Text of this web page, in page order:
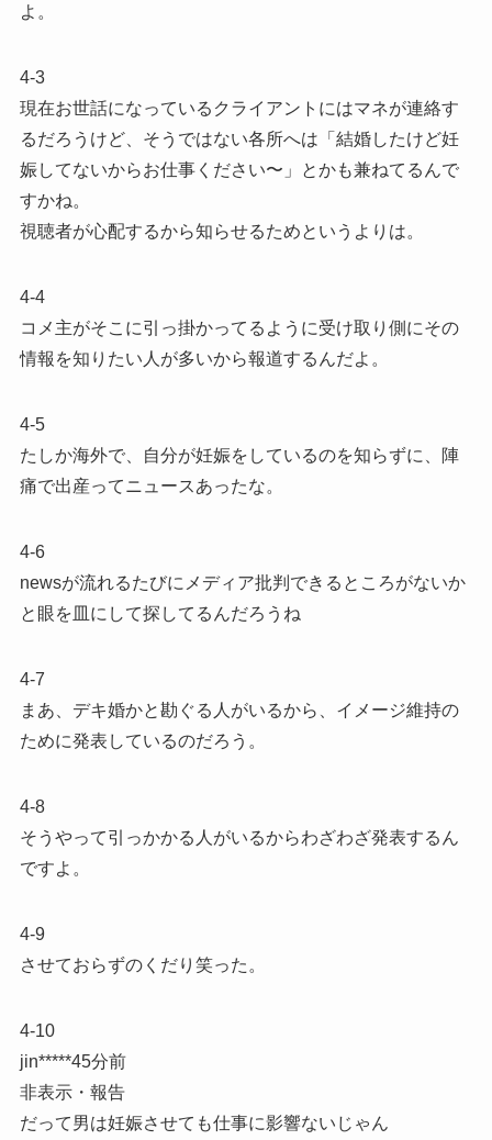
よ。
4-3
現在お世話になっているクライアントにはマネが連絡す
るだろうけど、そうではない各所へは「結婚したけど妊
娠してないからお仕事ください〜」とかも兼ねてるんで
すかね。
視聴者が心配するから知らせるためというよりは。
4-4
コメ主がそこに引っ掛かってるように受け取り側にその
情報を知りたい人が多いから報道するんだよ。
4-5
たしか海外で、自分が妊娠をしているのを知らずに、陣
痛で出産ってニュースあったな。
4-6
newsが流れるたびにメディア批判できるところがないか
と眼を皿にして探してるんだろうね
4-7
まあ、デキ婚かと勘ぐる人がいるから、イメージ維持の
ために発表しているのだろう。
4-8
そうやって引っかかる人がいるからわざわざ発表するん
ですよ。
4-9
させておらずのくだり笑った。
4-10
jin*****45分前
非表示・報告
だって男は妊娠させても仕事に影響ないじゃん